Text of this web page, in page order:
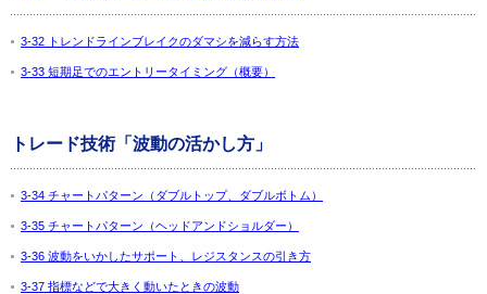
3-32 トレンドラインブレイクのダマシを減らす方法
3-33 短期足でのエントリータイミング（概要）
トレード技術「波動の活かし方」
3-34 チャートパターン（ダブルトップ、ダブルボトム）
3-35 チャートパターン（ヘッドアンドショルダー）
3-36 波動をいかしたサポート、レジスタンスの引き方
3-37 指標などで大きく動いたときの波動